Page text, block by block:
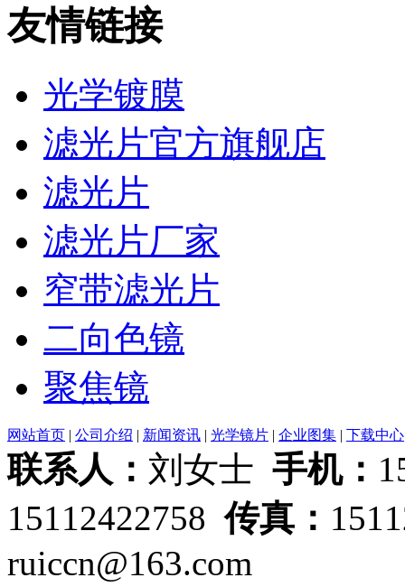
友情链接
光学镀膜
滤光片官方旗舰店
滤光片
滤光片厂家
窄带滤光片
二向色镜
聚焦镜
网站首页 | 公司介绍 | 新闻资讯 | 光学镜片 | 企业图集 | 下载中心
联系人： 刘女士 手机：
15112422758传真：
ruiccn@163.com